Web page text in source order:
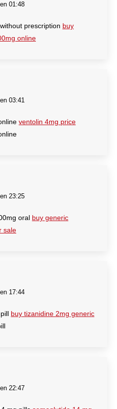
01:48
prescription buy
online
03:41
ventolin 4mg price
23:25
oral buy generic
sale
17:44
buy tizanidine 2mg generic
22:47